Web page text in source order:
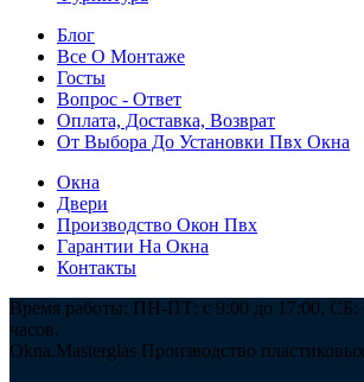
Блог
Все О Монтаже
Госты
Вопрос - Ответ
Оплата, Доставка, Возврат
От Выбора До Установки Пвх Окна
Окна
Двери
Производство Окон Пвх
Гарантии На Окна
Контакты
Время работы: ПН-ПТ: с 9:00 до 17:00, СБ:
часов.
Okna.Masterglas Производство